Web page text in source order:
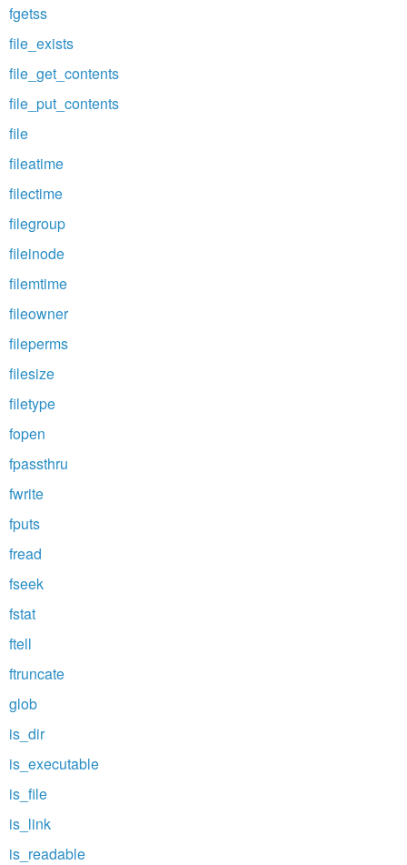
fgetss
file_exists
file_get_contents
file_put_contents
file
fileatime
filectime
filegroup
fileinode
filemtime
fileowner
fileperms
filesize
filetype
fopen
fpassthru
fwrite
fputs
fread
fseek
fstat
ftell
ftruncate
glob
is_dir
is_executable
is_file
is_link
is_readable